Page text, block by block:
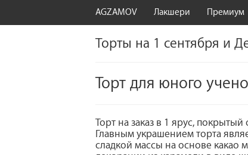
AGZAMOV Лакшери Премиум
Торты на 1 сентября и
Торт для юного
Торт на заказ в 1 ярус,
Главным украшением торта
сладкой массы на основе какао